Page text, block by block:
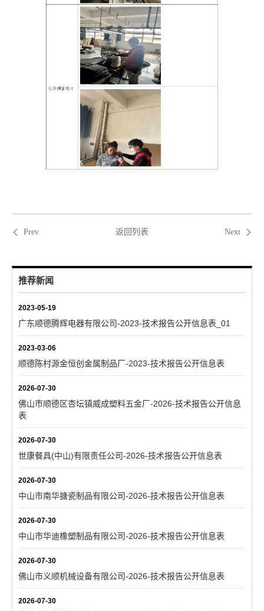
Prev 返回列表 Next
推荐新闻
2023-05-19
广东顺德腾辉电器有限公司-2023-技术报告公开信息表_01
2023-03-06
顺德陈村源金恒创金属制品厂-2023-技术报告公开信息表
2026-07-30
佛山市顺德区杏坛镇威成塑料五金厂-2026-技术报告公开信息
表
2026-07-30
世康餐具(中山)有限责任公司-2026-技术报告公开信息表
2026-07-30
中山市南华搪瓷制品有限公司-2026-技术报告公开信息表
2026-07-30
中山市华迪橡塑制品有限公司-2026-技术报告公开信息表
2026-07-30
佛山市义顺机械设备有限公司-2026-技术报告公开信息表
2026-07-30